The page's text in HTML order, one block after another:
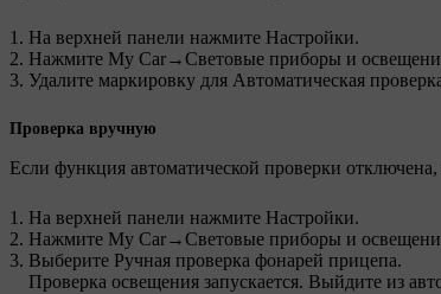
На верхней панели нажмите Настройки.
Нажмите My Car→Световые приборы и
Удалите маркировку для Автоматическая
Проверка вручную
Если функция автоматической проверки
На верхней панели нажмите Настройки.
Нажмите My Car→Световые приборы и
Выберите Ручная проверка фонарей прицепа.
Проверка освещения запускается. Выйдите из